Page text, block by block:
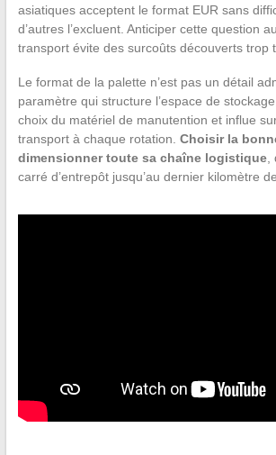
asiatiques acceptent le format EUR sans
d’autres l’excluent. Anticiper cette question
transport évite des surcoûts découverts trop
Le format de la palette n’est pas un détail
paramètre qui structure l’espace de
choix du matériel de manutention et influe
transport à chaque rotation. Choisir la
dimensionner toute sa chaîne logistique,
carré d’entrepôt jusqu’au dernier kilomètre